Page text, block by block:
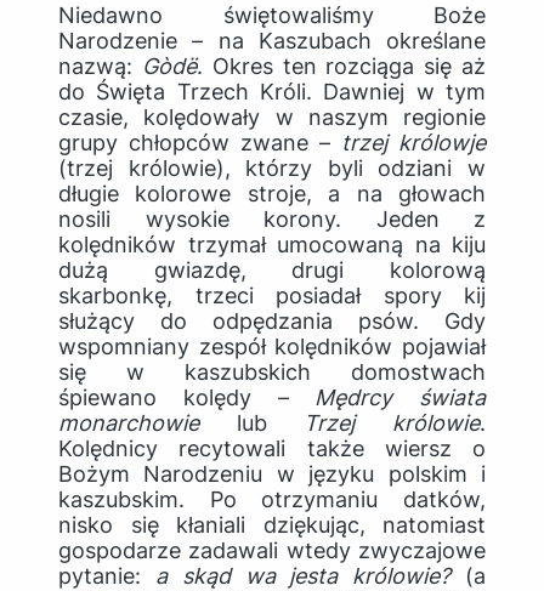
Niedawno świętowaliśmy Boże
Narodzenie – na Kaszubach określane
nazwą: Gòdë. Okres ten rozciąga się aż
do Święta Trzech Króli. Dawniej w tym
czasie, kolędowały w naszym regionie
grupy chłopców zwane – trzej królowje
(trzej królowie), którzy byli odziani w
długie kolorowe stroje, a na głowach
nosili wysokie korony. Jeden z
kolędników trzymał umocowaną na kiju
dużą gwiazdę, drugi kolorową
skarbonkę, trzeci posiadał spory kij
służący do odpędzania psów. Gdy
wspomniany zespół kolędników pojawiał
się w kaszubskich domostwach
śpiewano kolędy – Mędrcy świata
monarchowielub Trzej królowie.
Kolędnicy recytowali także wiersz o
Bożym Narodzeniu w języku polskim i
kaszubskim. Po otrzymaniu datków,
nisko się kłaniali dziękując, natomiast
gospodarze zadawali wtedy zwyczajowe
pytanie: a skąd wa jesta królowie?(a